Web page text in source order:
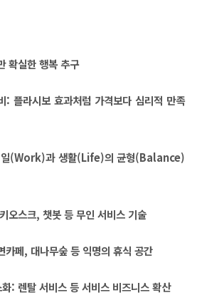
확실한 행복 추구
: 플라시보 효과처럼 가격보다 심리적 만족
일(Work)과 생활(Life)의 균형(Balance)
키오스크, 챗봇 등 무인 서비스 기술
카페, 대나무숲 등 익명의 휴식 공간
: 렌탈 서비스 등 서비스 비즈니스 확산